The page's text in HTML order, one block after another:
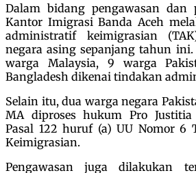
Dalam bidang pengawasan dan
Kantor Imigrasi Banda Aceh
administratif keimigrasian
negara asing sepanjang tahun
warga Malaysia, 9 warga
Bangladesh dikenai tindakan
Selain itu, dua warga negara
MA diproses hukum Pro
Pasal 122 huruf (a) UU Nomor 6
Keimigrasian.
Pengawasan juga dilakukan